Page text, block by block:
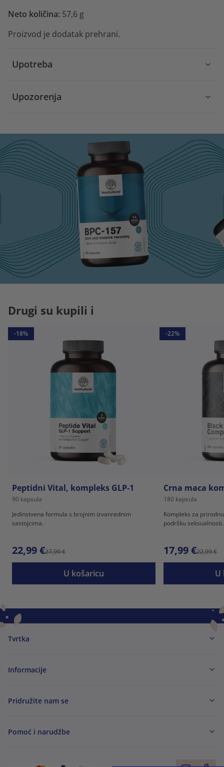
Neto količina: 57,6 g
Proizvod je dodatak prehrani.
Upotreba
Upozorenja
Drugi su kupili i
-18%
Peptidni Vital, kompleks GLP-1
90 kapsula
Jedinstvena formula s brojnim izvanrednim
sastojcima.
22,99 €27,99 €
U košaricu
-22%
Crna maca
180 kapsula
Kompleks za
podršku seksualnosti.
17,99 €22,99 €
U
Tvrtka
Informacije
Pridružite nam se
Pomoć i narudžbe